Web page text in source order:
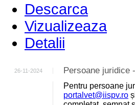
Descarca
Vizualizeaza
Detalii
26-11-2024 Persoane juridice
Pentru persoane
portalvet@iispv.ro